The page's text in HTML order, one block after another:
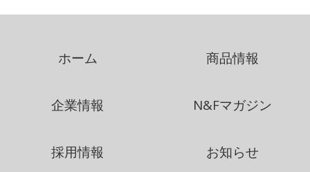
ホーム 商品情報
企業情報 N&Fマガジン
採用情報 お知らせ